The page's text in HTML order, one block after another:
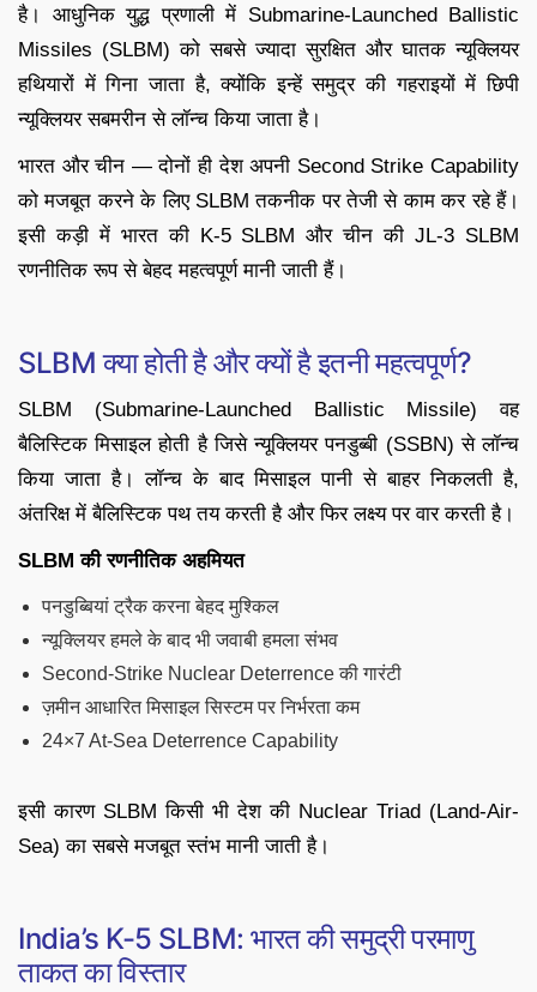
है। आधुनिक युद्ध प्रणाली में Submarine-Launched Ballistic
Missiles (SLBM) को सबसे ज्यादा सुरक्षित और घातक न्यूक्लियर
हथियारों में गिना जाता है, क्योंकि इन्हें समुद्र की गहराइयों में छिपी
न्यूक्लियर सबमरीन से लॉन्च किया जाता है।
भारत और चीन — दोनों ही देश अपनी Second Strike Capability
को मजबूत करने के लिए SLBM तकनीक पर तेजी से काम कर रहे हैं।
इसी कड़ी में भारत की K-5 SLBM और चीन की JL-3 SLBM
रणनीतिक रूप से बेहद महत्वपूर्ण मानी जाती हैं।
SLBM क्या होती है और क्यों है इतनी महत्वपूर्ण?
SLBM (Submarine-Launched Ballistic Missile) वह
बैलिस्टिक मिसाइल होती है जिसे न्यूक्लियर पनडुब्बी (SSBN) से लॉन्च
किया जाता है। लॉन्च के बाद मिसाइल पानी से बाहर निकलती है,
अंतरिक्ष में बैलिस्टिक पथ तय करती है और फिर लक्ष्य पर वार करती है।
SLBM की रणनीतिक अहमियत
पनडुब्बियां ट्रैक करना बेहद मुश्किल
न्यूक्लियर हमले के बाद भी जवाबी हमला संभव
Second-Strike Nuclear Deterrence की गारंटी
ज़मीन आधारित मिसाइल सिस्टम पर निर्भरता कम
24×7 At-Sea Deterrence Capability
इसी कारण SLBM किसी भी देश की Nuclear Triad (Land-Air-
Sea) का सबसे मजबूत स्तंभ मानी जाती है।
India’s K-5 SLBM: भारत की समुद्री परमाणु
ताकत का विस्तार